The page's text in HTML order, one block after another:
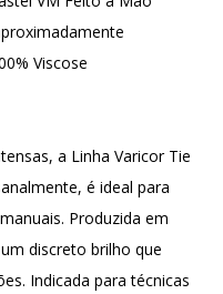
Viscose
a Linha Varicor Tie
é ideal para
Produzida em
discreto brilho que
Indicada para técnicas